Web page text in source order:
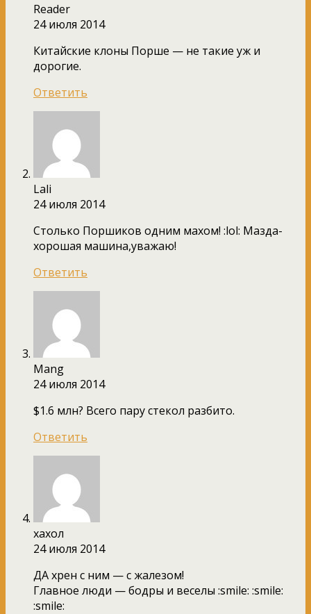
Reader
24 июля 2014
Китайские клоны Порше — не такие уж и
дорогие.
Ответить
Lali
24 июля 2014
Столько Поршиков одним махом! :lol: Мазда-
хорошая машина,уважаю!
Ответить
Mang
24 июля 2014
$1.6 млн? Всего пару стекол разбито.
Ответить
хахол
24 июля 2014
ДА хрен с ним — с жалезом!
Главное люди — бодры и веселы :smile: :smile:
:smile: